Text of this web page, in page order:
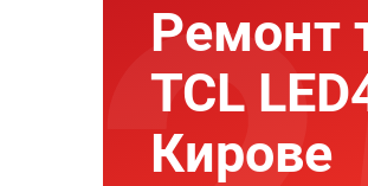
Ремонт
TCL
Кирове